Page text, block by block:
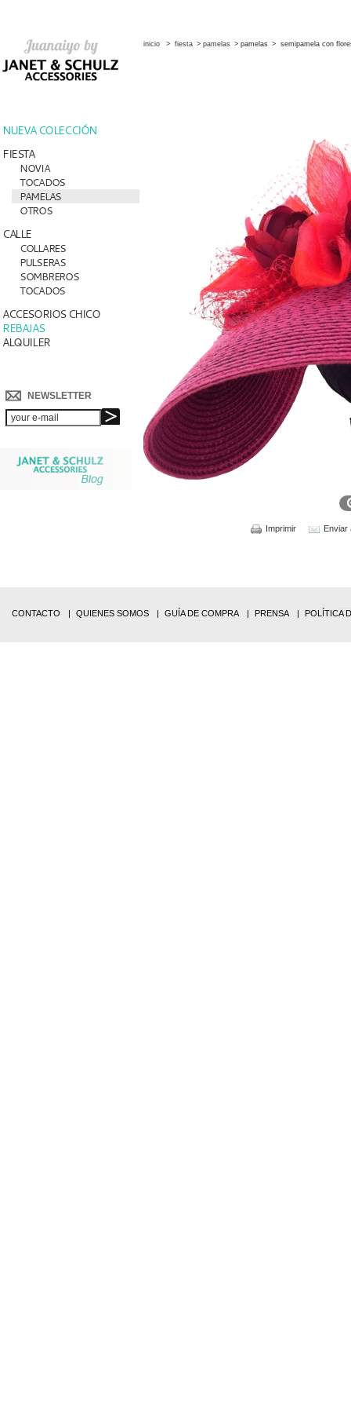
NUEVA COLECCIÓN
FIESTA
NOVIA
TOCADOS
PAMELAS
OTROS
CALLE
COLLARES
PULSERAS
SOMBREROS
TOCADOS
ACCESORIOS CHICO
REBAJAS
ALQUILER
NEWSLETTER
inicio > fiesta > pamelas > pamelas > semipamela con
Enviar
Imprimir
CONTACTO QUIENES SOMOS GUÍA DE COMPRA PRENSA POLÍTICA